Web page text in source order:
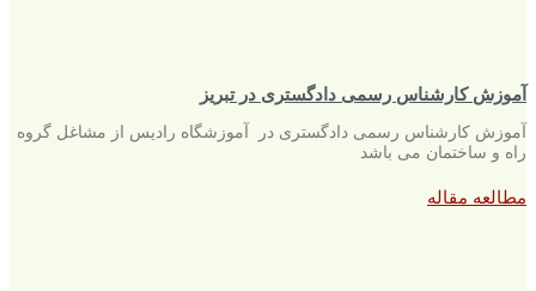
آموزش کارشناس رسمی دادگستری در تبریز
آموزش کارشناس رسمی دادگستری در آموزشگاه رادیس از مشاغل گروه
راه و ساختمان می باشد
مطالعه مقاله